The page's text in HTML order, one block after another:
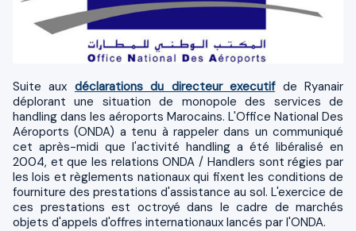
Suite aux déclarations du directeur executifde Ryanair
déplorant une situation de monopole des services de
handling dans les aéroports Marocains. L'Office National Des
Aéroports (ONDA) a tenu à rappeler dans un communiqué
cet après-midi que l'activité handling a été libéralisé en
2004, et que les relations ONDA / Handlers sont régies par
les lois et règlements nationaux qui fixent les conditions de
fourniture des prestations d'assistance au sol. L'exercice de
ces prestations est octroyé dans le cadre de marchés
objets d'appels d'offres internationaux lancés par l'ONDA.